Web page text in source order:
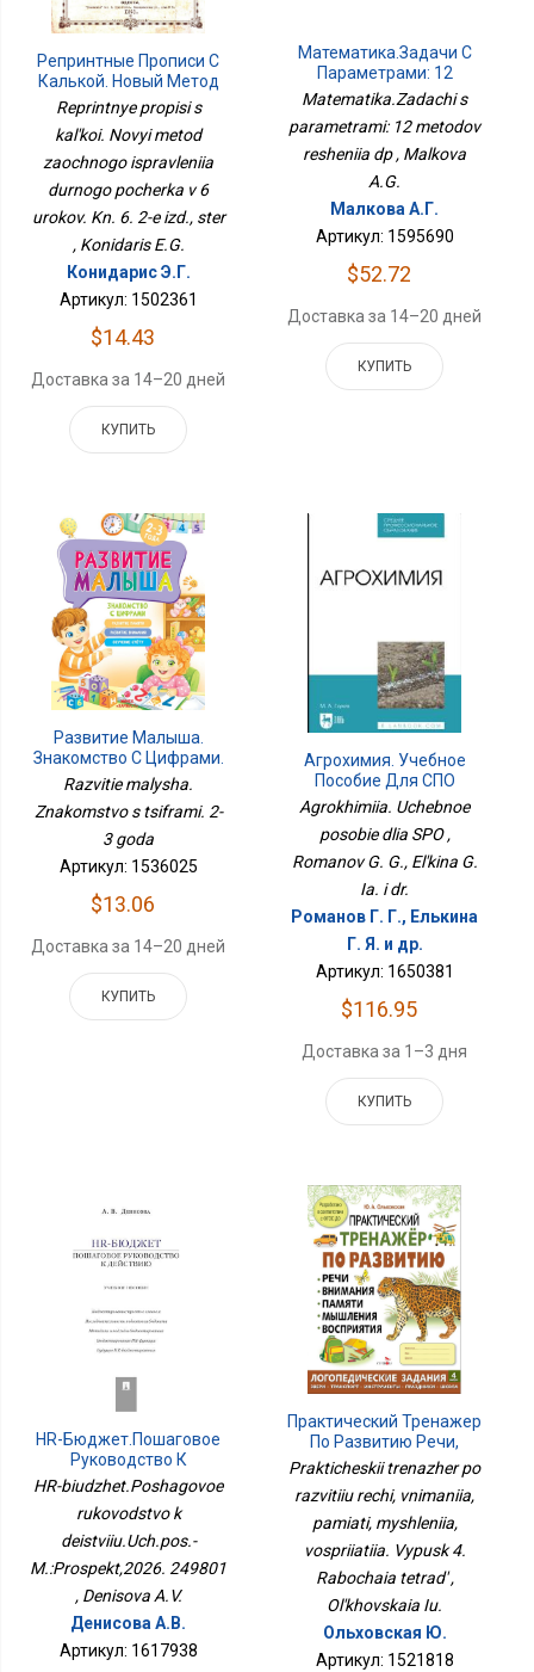
Репринтные Прописи С
Калькой. Новый Метод
Заочного Исправления
Дурного Почерка В 6
Уроков. Кн. 6. 2-Е Изд.,
Стер
Reprintnye propisi s
kal'koi. Novyi metod
zaochnogo ispravleniia
durnogo pocherka v 6
urokov. Kn. 6. 2-e izd., ster
, Konidaris E.G.
Конидарис Э.Г.
Артикул: 1502361
$14.43
Доставка за 14–20 дней
КУПИТЬ
Математика.Задачи С
Параметрами: 12
Методов Решения Дп
Matematika.Zadachi s
parametrami: 12 metodov
resheniia dp , Malkova
A.G.
Малкова А.Г.
Артикул: 1595690
$52.72
Доставка за 14–20 дней
КУПИТЬ
Развитие Малыша.
Знакомство С Цифрами.
2-3 Года
Razvitie malysha.
Znakomstvo s tsiframi. 2-
3 goda
Артикул: 1536025
$13.06
Доставка за 14–20 дней
КУПИТЬ
Агрохимия. Учебное
Пособие Для СПО
Agrokhimiia. Uchebnoe
posobie dlia SPO ,
Romanov G. G., El'kina G.
Ia. i dr.
Романов Г. Г., Елькина
Г. Я. и др.
Артикул: 1650381
$116.95
Доставка за 1–3 дня
КУПИТЬ
HR-Бюджет.Пошаговое
Руководство К
Действию.Уч.пос.-
М.:Проспект,2026.
249801
HR-biudzhet.Poshagovoe
rukovodstvo k
deistviiu.Uch.pos.-
M.:Prospekt,2026. 249801
, Denisova A.V.
Денисова А.В.
Артикул: 1617938
Практический Тренажер
По Развитию Речи,
Внимания, Памяти,
Мышления, Восприятия.
Выпуск 4. Рабочая
Тетрадь
Prakticheskii trenazher po
razvitiiu rechi, vnimaniia,
pamiati, myshleniia,
vospriiatiia. Vypusk 4.
Rabochaia tetrad' ,
Ol'khovskaia Iu.
Ольховская Ю.
Артикул: 1521818